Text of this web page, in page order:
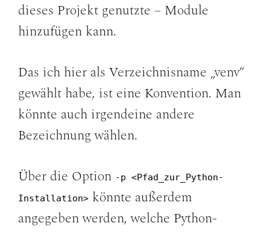
dieses Projekt genutzte – Module
hinzufügen kann.
Das ich hier als Verzeichnisname „venv“
gewählt habe, ist eine Konvention. Man
könnte auch irgendeine andere
Bezeichnung wählen.
Über die Option -p <Pfad_zur_Python-
Installation> könnte außerdem
angegeben werden, welche Python-